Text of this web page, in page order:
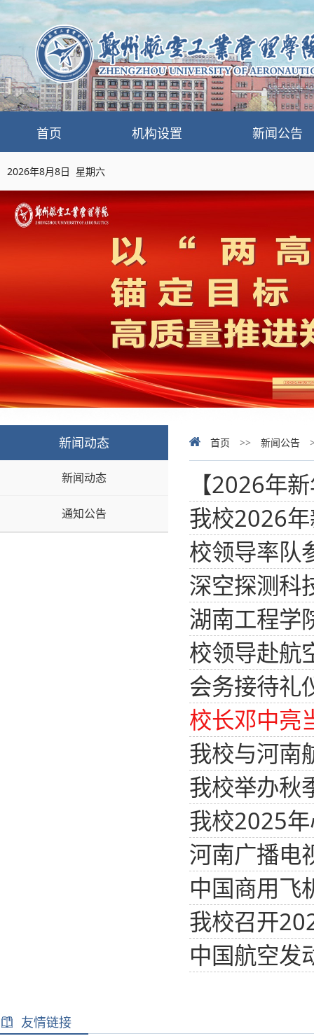
首页 机构设置 新闻公告
2026年8月8日 星期六
新闻动态
新闻动态
通知公告
首页 >> 新闻公告
【2026年
我校2026
校领导率队
深空探测科
湖南工程学
校领导赴航
会务接待礼
校长邓中亮
我校与河南
我校举办秋
我校2025
河南广播电
中国商用飞
我校召开
中国航空发
友情链接